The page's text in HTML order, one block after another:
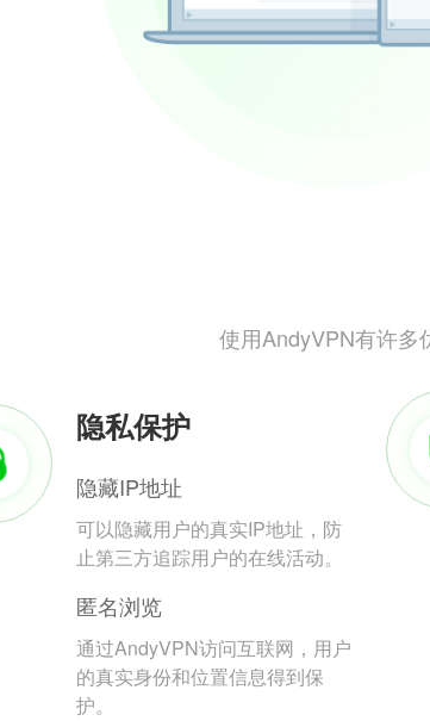
使用AndyVPN有许多
隐私保护
隐藏IP地址
可以隐藏用户的真实IP地址，防
止第三方追踪用户的在线活动。
匿名浏览
通过AndyVPN访问互联网，用户
的真实身份和位置信息得到保
护。